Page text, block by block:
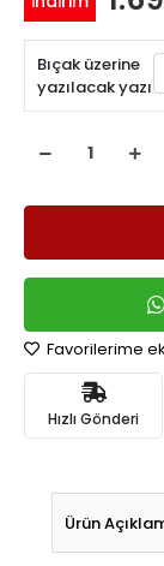
Bıçak üzerine
yazılacak yazı
Favorilerime
Hızlı Gönderi
Ürün